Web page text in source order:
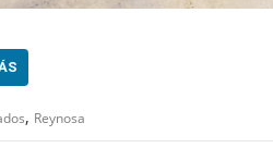
, Reynosa